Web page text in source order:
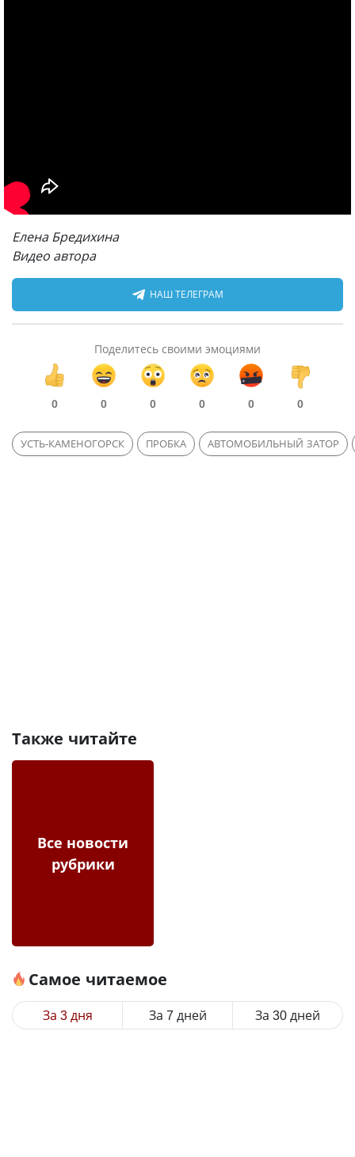
Елена Бредихина
Видео автора
НАШ ТЕЛЕГРАМ
Поделитесь своими эмоциями
0 0 0 0 0 0
УСТЬ-КАМЕНОГОРСК ПРОБКА АВТОМОБИЛЬНЫЙ ЗАТОР
Также читайте
Все новости
рубрики
Самое читаемое
За 3 дня За 7 дней За 30 дней